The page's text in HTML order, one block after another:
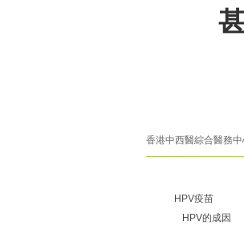
香港中西醫綜合醫務
HPV疫苗
HPV的成因